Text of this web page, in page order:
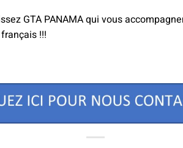
GTA PANAMA qui vous
!!!